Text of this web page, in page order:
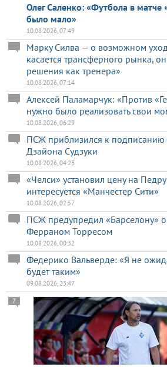
Олег Саленко: «Футбола в
было мало»
10.08.2026, 07:49
Марку Силва — о возможном
касается трансферного рынка,
решения как тренера»
10.08.2026, 07:14
Алексей Паламарчук: «Против
нужно было реализовать свои
10.08.2026, 06:29
ПСЖ приблизился к
Дзайона Судзуки
10.08.2026, 04:23
«Челси» установил цену на
интересуется «Манчестер Сити»
10.08.2026, 02:57
ПСЖ предупредил «Барселону»
Ферраном Торресом
10.08.2026, 00:32
Федерико Вальверде: «Я не
будет таким»
09.08.2026, 23:47
7